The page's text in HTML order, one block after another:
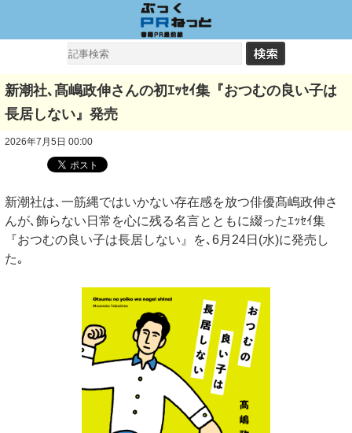
新潮社､髙嶋政伸さんの初ｴｯｾｲ集『おつむの良い子は
長居しない』発売
2026年7月5日 00:00
新潮社は､一筋縄ではいかない存在感を放つ俳優髙嶋政伸さ
んが､飾らない日常を心に残る名言とともに綴ったｴｯｾｲ集
『おつむの良い子は長居しない』を､6月24日(水)に発売し
た｡